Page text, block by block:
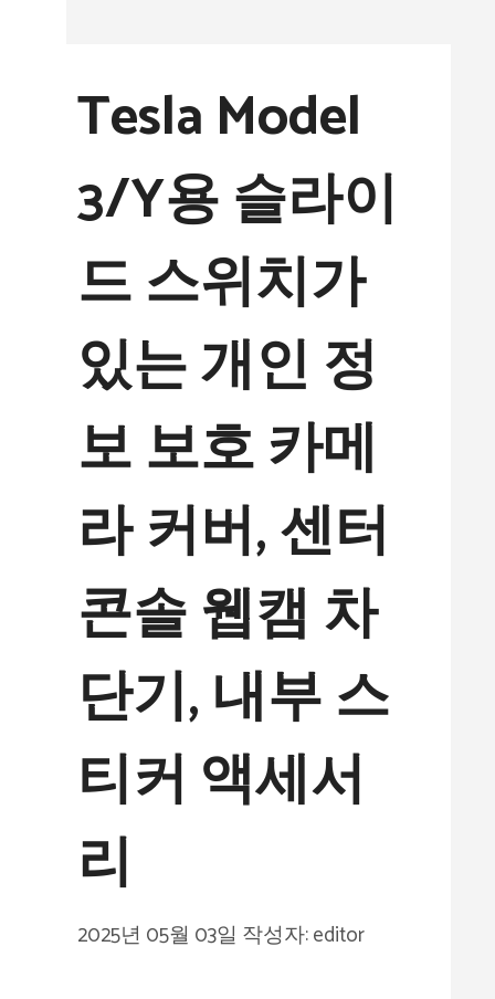
Tesla Model
3/Y용 슬라이
드 스위치가
있는 개인 정
보 보호 카메
라 커버, 센터
콘솔 웹캠 차
단기, 내부 스
티커 액세서
리
2025년 05월 03일 작성자:editor